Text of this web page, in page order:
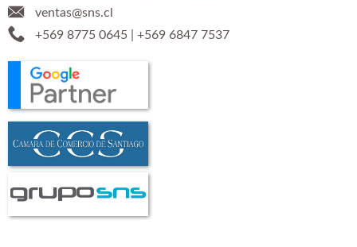
ventas@sns.cl
+569 8775 0645| +569 6847 7537